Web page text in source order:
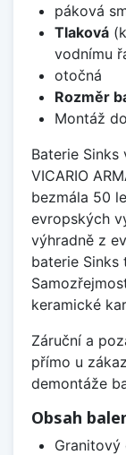
páková
Tlaková
vodnímu
otočná
Rozměr
Montáž
Baterie
VICARIO
bezmála 50
evropských
výhradně z
baterie Sinks
keramické
Záruční a
přímo u
demontáže
Obsah
Granitový